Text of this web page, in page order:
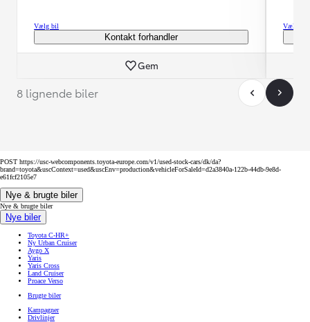
Vælg bil
Kontakt forhandler
Gem
Vælg bil
8 lignende biler
POST https://usc-webcomponents.toyota-europe.com/v1/used-stock-cars/dk/da?
brand=toyota&uscContext=used&uscEnv=production&vehicleForSaleId=d2a3840a-122b-44db-9e8d-
e61fcf2105e7
Nye & brugte biler
Nye & brugte biler
Nye biler
Toyota C-HR+
Ny Urban Cruiser
Aygo X
Yaris
Yaris Cross
Land Cruiser
Proace Verso
Brugte biler
Kampagner
Drivlinjer